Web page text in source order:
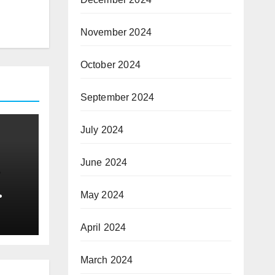
November 2024
October 2024
September 2024
July 2024
June 2024
May 2024
April 2024
March 2024